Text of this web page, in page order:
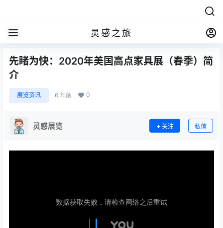
灵感之旅
先睹为快：2020年美国高点家具展（春季）简
介
展览资讯 6 年前 0
灵感展览 关注 私信